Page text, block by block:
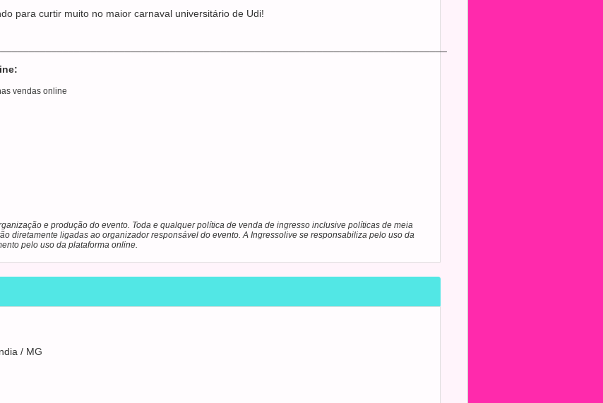
para curtir muito no maior carnaval universitário de Udi!
vendas online
e produção do evento. Toda e qualquer política de venda de ingresso inclusive políticas de meia
diretamente ligadas ao organizador responsável do evento. A Ingressolive se responsabiliza pelo uso da
pelo uso da plataforma online.
/ MG